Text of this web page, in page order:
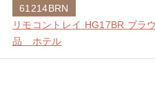
61214BRN
リモコントレイ HG17BR ブ
品 ホテル